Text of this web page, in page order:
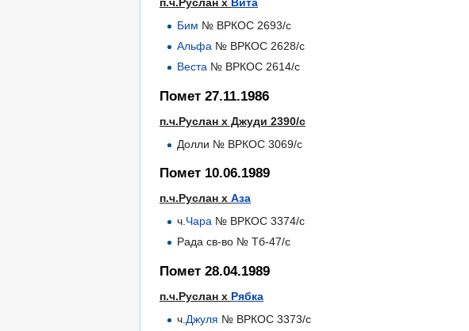
Бим № ВРКОС 2693/с
Альфа № ВРКОС 2628/с
Веста № ВРКОС 2614/с
Помет 27.11.1986
п.ч.Руслан х Джуди 2390/с
Долли № ВРКОС 3069/с
Помет 10.06.1989
п.ч.Руслан х Аза
ч. Чара № ВРКОС 3374/с
Рада св-во № Тб-47/с
Помет 28.04.1989
п.ч.Руслан х Рябка
ч. Джуля № ВРКОС 3373/с